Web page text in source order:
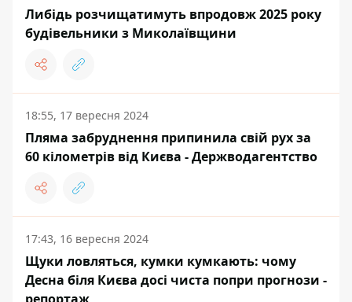
Либідь розчищатимуть впродовж 2025 року
будівельники з Миколаївщини
18:55, 17 вересня 2024
Пляма забруднення припинила свій рух за
60 кілометрів від Києва - Держводагентство
17:43, 16 вересня 2024
Щуки ловляться, кумки кумкають: чому
Десна біля Києва досі чиста попри прогнози -